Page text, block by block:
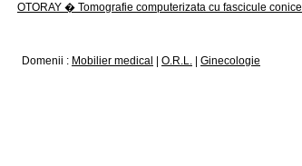
OTORAY � Tomografie computerizata cu fascicule conice
Domenii : Mobilier medical O.R.L. Ginecologie